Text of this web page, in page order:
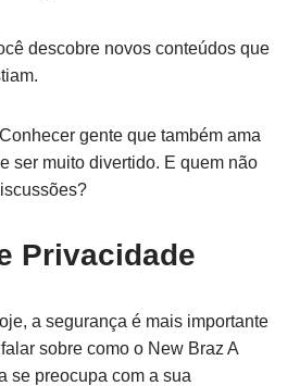
descobre novos conteúdos que
gente que também ama
ser muito divertido. E quem não
Privacidade
a segurança é mais importante
sobre como o New Braz A
se preocupa com a sua